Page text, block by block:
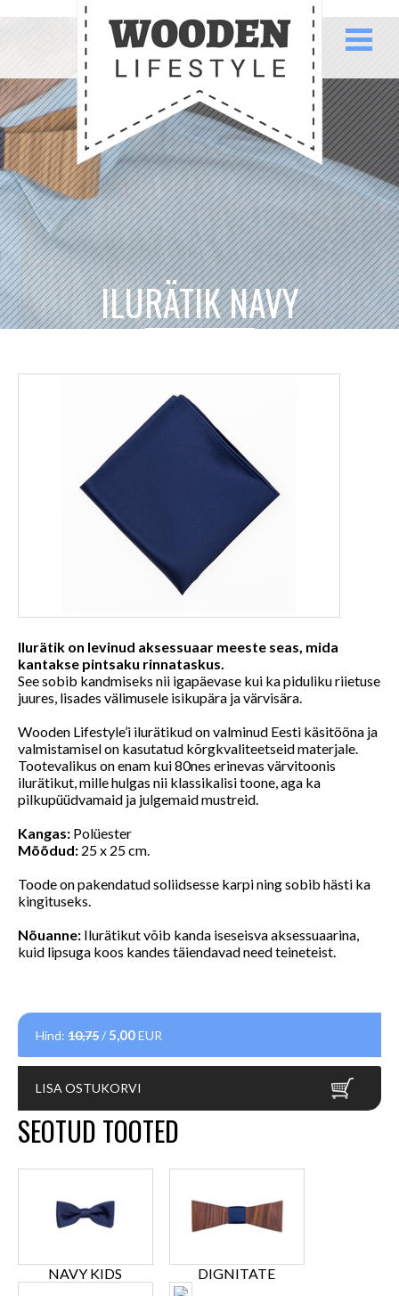
ILURÄTIK NAVY
Ilurätik on levinud aksessuaar meeste seas, mida
kantakse pintsaku rinnataskus.
See sobib kandmiseks nii igapäevase kui ka piduliku riietuse
juures, lisades välimusele isikupära ja värvisära.
Wooden Lifestyle’i ilurätikud on valminud Eesti käsitööna ja
valmistamisel on kasutatud kõrgkvaliteetseid materjale.
Tootevalikus on enam kui 80nes erinevas värvitoonis
ilurätikut, mille hulgas nii klassikalisi toone, aga ka
pilkupüüdvamaid ja julgemaid mustreid.
Kangas: Polüester
Mõõdud: 25 x 25 cm.
Toode on pakendatud soliidsesse karpi ning sobib hästi ka
kingituseks.
Nõuanne: Ilurätikut võib kanda iseseisva aksessuaarina,
kuid lipsuga koos kandes täiendavad need teineteist.
Hind: 10,75/ 5,00EUR
LISA OSTUKORVI
SEOTUD TOOTED
NAVY KIDS DIGNITATE